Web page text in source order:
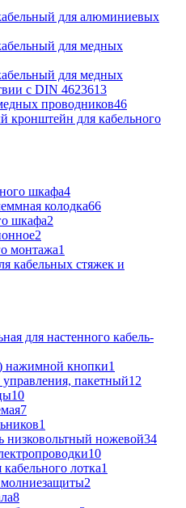
для алюминиевых
для медных
для медных
с DIN 4623613
проводников46
кронштейн для кабельного
шкафа4
колодка66
шкафа2
2
монтажа1
кабельных стяжек и
для настенного кабель-
нажимной кнопки1
пакетный12
10
7
1
низковольтный ножевой34
10
лотка1
2
8